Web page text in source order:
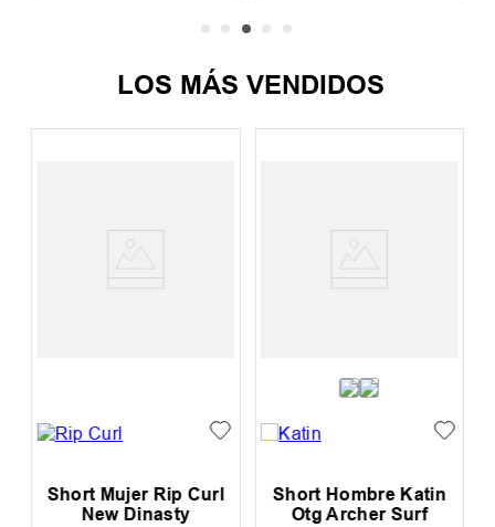
LOS MÁS VENDIDOS
Katin
Surf
Short Mujer Roxy
Short Niño
Everyday